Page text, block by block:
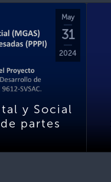
May
31
2024
y Social
partes